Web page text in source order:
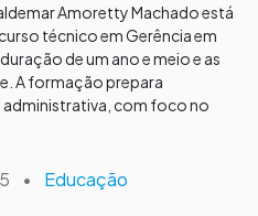
Amoretty Machado está
técnico em Gerência em
de um ano e meio e as
A formação prepara
administrativa, com foco no
• Educação